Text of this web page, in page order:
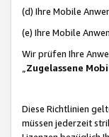
(d) Ihre Mobile
(e) Ihre Mobile
Wir prüfen Ihre
„Zugelassene
Diese Richtlinien
müssen jederzeit